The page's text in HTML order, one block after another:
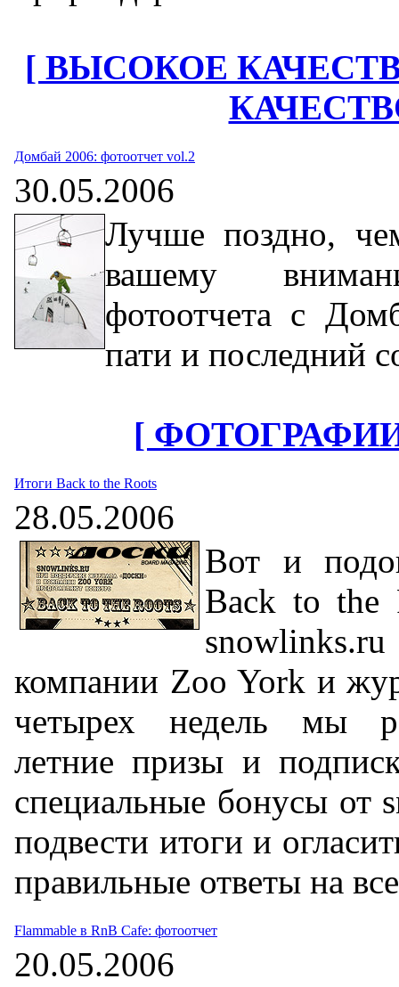
[ ВЫСОКОЕ
Домбай 2006: фотоотчет vol.2
30.05.2006
Лучше поздно,
вашему
фотоотчета с
пати и последний
[
Итоги Back to the Roots
28.05.2006
Вот и
Back to the
компании Zoo York и
четырех недель мы
летние призы и
специальные бонусы от
подвести итоги и
правильные ответы на
Flammable в RnB Cafe: фотоотчет
20.05.2006